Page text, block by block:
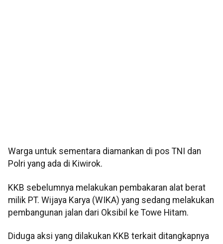
Warga untuk sementara diamankan di pos TNI dan
Polri yang ada di Kiwirok.
KKB sebelumnya melakukan pembakaran alat berat
milik PT. Wijaya Karya (WIKA) yang sedang melakukan
pembangunan jalan dari Oksibil ke Towe Hitam.
Diduga aksi yang dilakukan KKB terkait ditangkapnya